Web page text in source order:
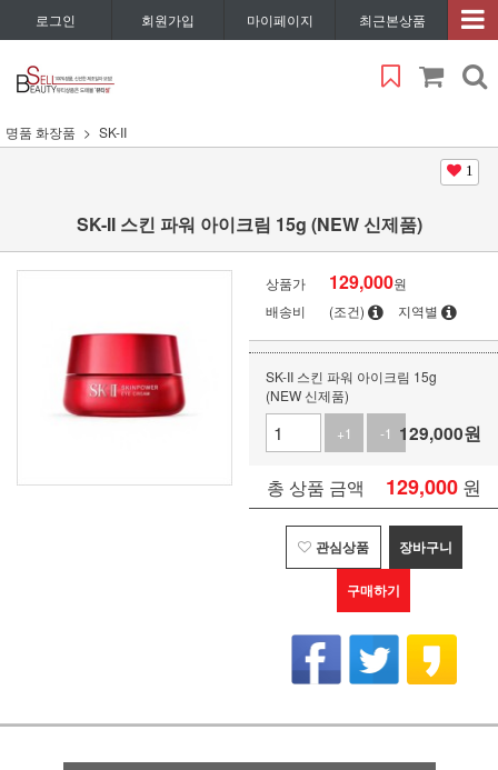
로그인 회원가입 마이페이지 최근본상품
명품 화장품 SK-II
1
SK-II 스킨 파워 아이크림 15g (NEW 신제품)
상품가 129,000원
배송비
(조건) 지역별
SK-II 스킨 파워 아이크림 15g
(NEW 신제품)
+1
-1 129,000원
총 상품 금액 129,000 원
관심상품 장바구니
구매하기